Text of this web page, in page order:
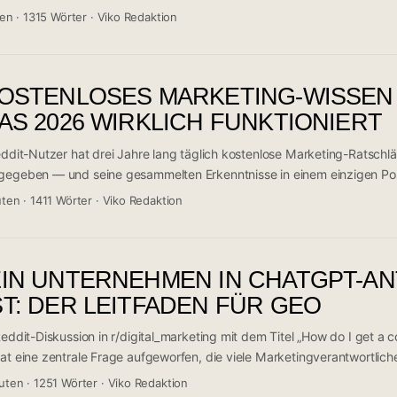
noch auf organische Ergebnisse klicken. Eine Reddit-Diskussion
ich zur Quelle, die KI-Systeme zitieren?" ...
· 1315 Wörter · Viko Redaktion
MARKETING-
2026 WIRKLICH FUNKTIONIERT
Nutzer hat drei Jahre lang täglich kostenlose Marketing-
— und seine gesammelten Erkenntnisse in einem einzigen
in der Community diskutiert wird. Im Zentrum stehen KI-
bleiben unersetzlich. ...
· 1411 Wörter · Viko Redaktion
UNTERNEHMEN IN CHATGPT-
DER LEITFADEN FÜR GEO
Diskussion in r/digital_marketing mit dem Titel „How do I get a
eine zentrale Frage aufgeworfen, die viele
reicht nicht mehr — wer in den Antworten von KI-Assistenten
· 1251 Wörter · Viko Redaktion